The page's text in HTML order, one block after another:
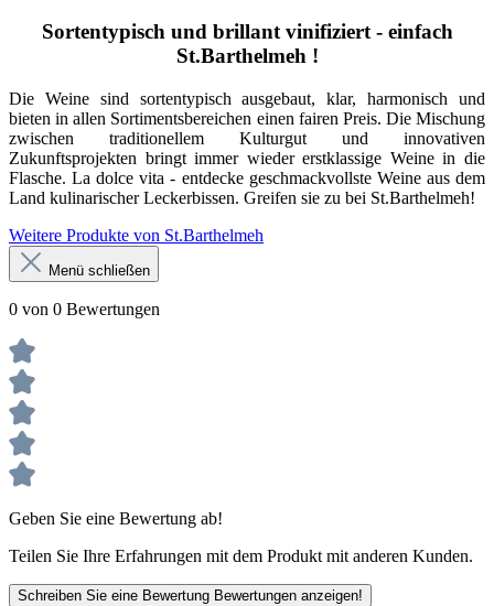
Sortentypisch und brillant vinifiziert - einfach
St.Barthelmeh !
Die Weine sind sortentypisch ausgebaut, klar, harmonisch und
bieten in allen Sortimentsbereichen einen fairen Preis. Die Mischung
zwischen traditionellem Kulturgut und innovativen
Zukunftsprojekten bringt immer wieder erstklassige Weine in die
Flasche. La dolce vita - entdecke geschmackvollste Weine aus dem
Land kulinarischer Leckerbissen. Greifen sie zu bei St.Barthelmeh!
Weitere Produkte von St.Barthelmeh
Menü schließen
0 von 0 Bewertungen
Geben Sie eine Bewertung ab!
Teilen Sie Ihre Erfahrungen mit dem Produkt mit anderen Kunden.
Schreiben Sie eine Bewertung Bewertungen anzeigen!